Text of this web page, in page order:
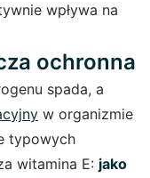
wpływa na
ochronna
spada, a
w organizmie
typowych
witamina E: jako